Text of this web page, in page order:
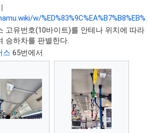
w/
고유번호(10바이트)를 안테나 위치에 따라
승하차를 판별한다.
스 65번에서